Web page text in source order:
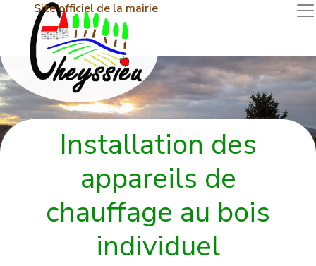
Site officiel de la mairie
Installation des
appareils de
chauffage au bois
individuel